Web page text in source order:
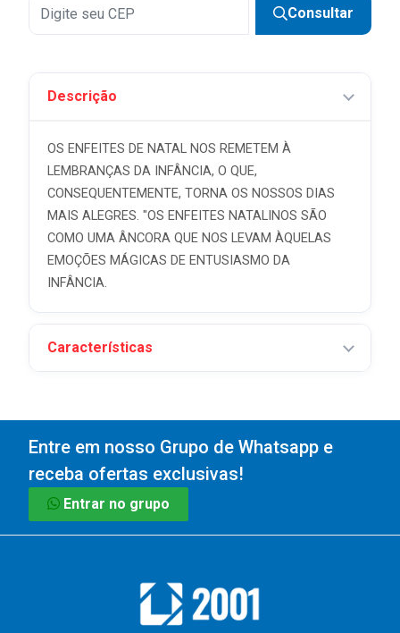
Consultar
Descrição
OS ENFEITES DE NATAL NOS REMETEM À
LEMBRANÇAS DA INFÂNCIA, O QUE,
CONSEQUENTEMENTE, TORNA OS NOSSOS DIAS
MAIS ALEGRES. "OS ENFEITES NATALINOS SÃO
COMO UMA ÂNCORA QUE NOS LEVAM ÀQUELAS
EMOÇÕES MÁGICAS DE ENTUSIASMO DA
INFÂNCIA.
Características
Entre em nosso Grupo de Whatsapp e
receba ofertas exclusivas!
Entrar no grupo